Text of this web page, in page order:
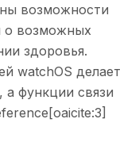
возможности
о возможных
здоровья.
watchOS делает
функции связи